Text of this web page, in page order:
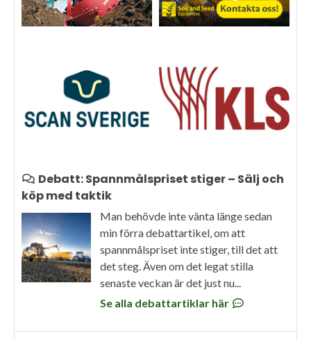
Debatt: Spannmålspriset stiger – Sälj och
köp med taktik
Man behövde inte vänta länge sedan
min förra debattartikel, om att
spannmålspriset inte stiger, till det att
det steg. Även om det legat stilla
senaste veckan är det just nu...
Se alla debattartiklar här